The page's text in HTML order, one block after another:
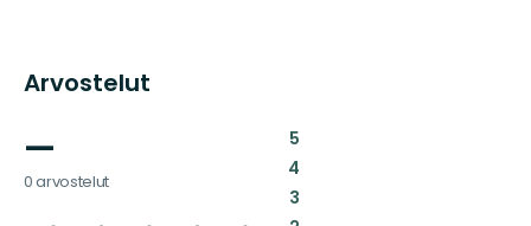
Arvostelut
—
0 arvostelut
5:
4:
3: